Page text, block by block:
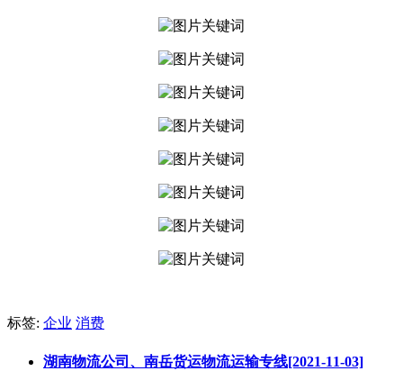
标签: 企业 消费
湖南物流公司、南岳货运物流运输专线[2021-11-03]